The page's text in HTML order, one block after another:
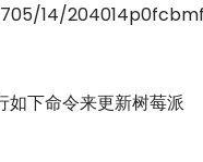
14/
如下命令来更新树莓派